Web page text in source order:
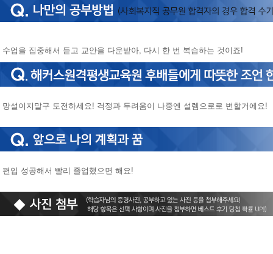
수업을 집중해서 듣고 교안을 다운받아, 다시 한 번 복습하는 것이죠!
망설이지말구 도전하세요! 걱정과 두려움이 나중엔 설렘으로로 변할거에요!
편입 성공해서 빨리 졸업했으면 해요!